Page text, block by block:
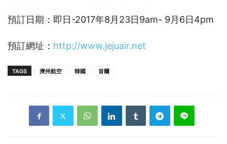
預訂日期：即日-2017年8月23日9am- 9 月 6日4pm
預訂網址： http://www.jejuair.net
TAGS 濟州航空 韓國 首爾